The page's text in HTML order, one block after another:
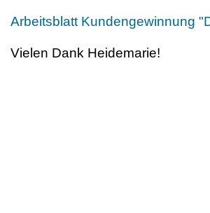
Arbeitsblatt Kundengewinnung
Vielen Dank Heidemarie!